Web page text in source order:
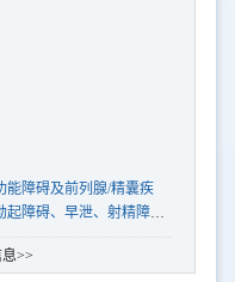
能障碍及前列腺/精囊疾
起障碍、早泄、射精障
病
>>